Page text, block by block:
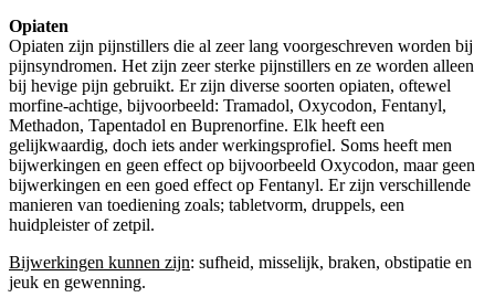
Opiaten
Opiaten zijn pijnstillers die al zeer lang voorgeschreven worden bij
pijnsyndromen. Het zijn zeer sterke pijnstillers en ze worden alleen
bij hevige pijn gebruikt. Er zijn diverse soorten opiaten, oftewel
morfine-achtige, bijvoorbeeld: Tramadol, Oxycodon, Fentanyl,
Methadon, Tapentadol en Buprenorfine. Elk heeft een
gelijkwaardig, doch iets ander werkingsprofiel. Soms heeft men
bijwerkingen en geen effect op bijvoorbeeld Oxycodon, maar geen
bijwerkingen en een goed effect op Fentanyl. Er zijn verschillende
manieren van toediening zoals; tabletvorm, druppels, een
huidpleister of zetpil.
Bijwerkingen kunnen zijn: sufheid, misselijk, braken, obstipatie en
jeuk en gewenning.